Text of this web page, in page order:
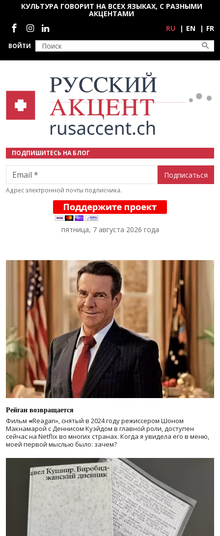
Перейти к основному содержанию
ВОЙТИ
КУЛЬТУРА ГОВОРИТ НА ВСЕХ ЯЗЫКАХ, С РАЗНЫМИ
АКЦЕНТАМИ
Социальные сети
RU EN FR
ПОДПИШИТЕСЬ НА БЛОГ
Email
Адрес электронной почты подписчика.
пятница, 7 августа 2026 года
Рейган возвращается
Фильм «Reagan», снятый в 2024 годурежиссером Шоном
Макнамарой с Деннисом Куэйдом в главной роли, доступен
сейчас на Netflix во многих странах. Когда я увидела его в меню,
моей первой мыслью было: зачем?